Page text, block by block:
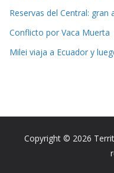
Reservas del Central: gran
Conflicto por Vaca Muerta
Milei viaja a Ecuador y
Copyright © 2026